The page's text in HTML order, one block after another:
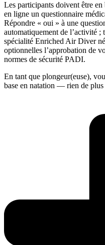
Les participants doivent être en
en ligne un questionnaire
Répondre « oui » à une
automatiquement de l’activité
spécialité Enriched Air Diver
optionnelles l’approbation de
normes de sécurité PADI.
En tant que plongeur(euse),
base en natation — rien de plus